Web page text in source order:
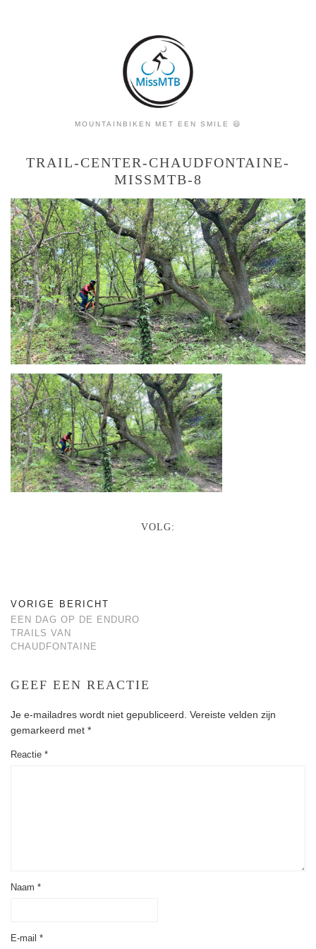
MOUNTAINBIKEN MET EEN SMILE 😃
TRAIL-CENTER-CHAUDFONTAINE-
MISSMTB-8
VOLG:
VORIGE BERICHT
EEN DAG OP DE ENDURO
TRAILS VAN
CHAUDFONTAINE
GEEF EEN REACTIE
Je e-mailadres wordt niet gepubliceerd. Vereiste velden zijn
gemarkeerd met *
Reactie *
Naam *
E-mail *